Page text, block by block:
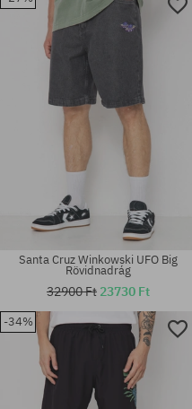
Elérhető méretek:
Elérhető méretek:
Santa Cruz Winkowski UFO Big
Rövidnadrág
32900 Ft 23730 Ft
-34%